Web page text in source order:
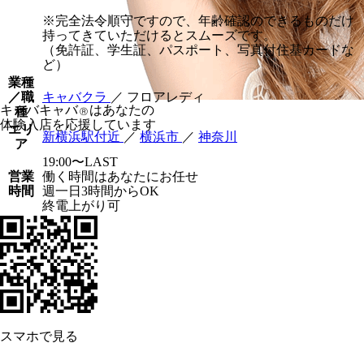
キャバキャバⓇ はあなたの
体験入店を応援しています
※完全法令順守ですので、年齢確認のできるものだけ
持ってきていただけるとスムーズです。
（免許証、学生証、パスポート、写真付住基カードな
ど）
業種
／職
種
キャバクラ ／ フロアレディ
エリ
ア
新横浜駅付近 ／ 横浜市 ／ 神奈川
営業
時間
19:00〜LAST
働く時間はあなたにお任せ
週一日3時間からOK
終電上がり可
スマホで見る